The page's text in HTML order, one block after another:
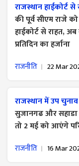
राजस्थान हाईकोर्ट
की पूर्व सीएम राजे
हाईकोर्ट से राहत,
प्रतिदिन का हर्जाना
राजनीति 22 Mar
राजस्थान में उप
सुजानगढ और सहाडा
तो 2 मई को आएंगे
राजनीति 16 Mar